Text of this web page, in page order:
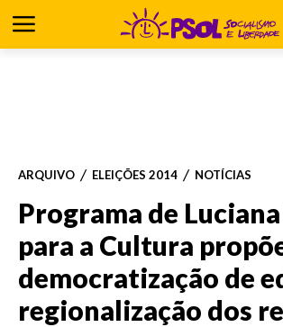
ARQUIVO ELEIÇÕES 2014 NOTÍCIAS
Programa de
para a Cultura
democratização de
regionalização dos